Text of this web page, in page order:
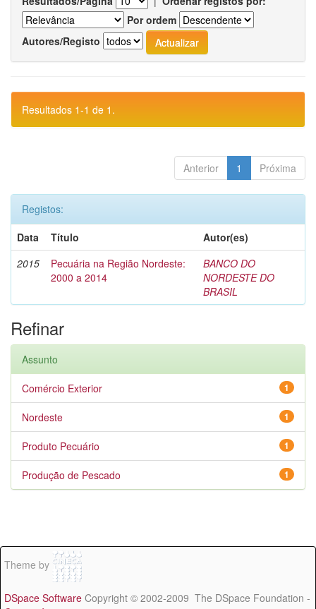
Por ordem
Autores/Registo
Resultados 1-1 de 1.
Anterior 1 Próxima
Registos:
Data
Título
Autor(es)
2015
Pecuária na Região Nordeste:
2000 a 2014
BANCO DO
NORDESTE DO
BRASIL
Refinar
Assunto
1
Comércio Exterior
1
Nordeste
1
Produto Pecuário
1
Produção de Pescado
Theme by
DSpace Software Copyright © 2002-2009 The DSpace Foundation -